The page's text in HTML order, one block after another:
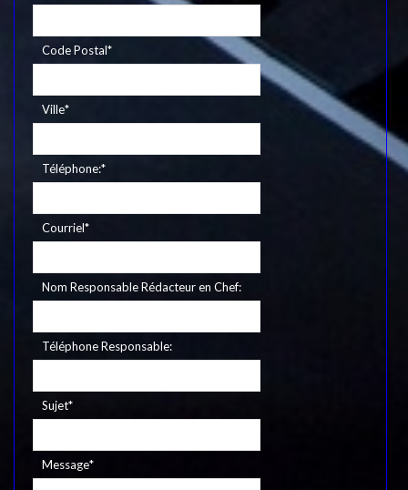
Code Postal*
Ville*
Téléphone:*
Courriel*
Nom Responsable Rédacteur en Chef:
Téléphone Responsable:
Sujet*
Message*